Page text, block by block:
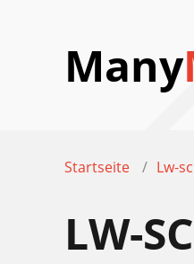
Many
Startseite Lw-
LW-